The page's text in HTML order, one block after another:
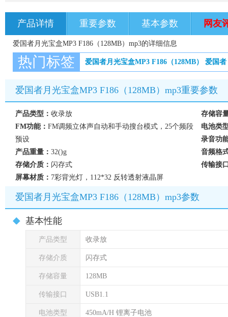
产品详情 重要参数 基本参数 网友
爱国者月光宝盒MP3 F186（128MB）mp3的详细信息
热门标签 爱国者月光宝盒MP3 F186（128MB） 爱国者
爱国者月光宝盒MP3 F186（128MB）mp3重要参数
产品类型： 收录放
存储容
FM功能： FM调频立体声自动和手动搜台模式，25个频段
预设
电池类
录音功
产品重量： 32()g
音频格
存储介质： 闪存式
传输接
屏幕材质： 7彩背光灯，112*32 反转透射液晶屏
爱国者月光宝盒MP3 F186（128MB）mp3参数
基本性能
产品类型 收录放
存储介质 闪存式
存储容量 128MB
传输接口 USB1.1
电池类型 450mA/H 锂离子电池